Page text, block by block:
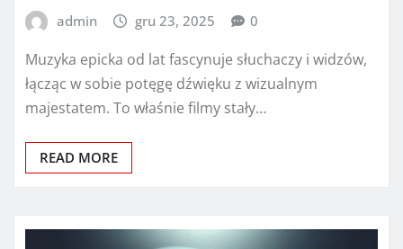
admin gru 23, 2025 0
Muzyka epicka od lat fascynuje słuchaczy i widzów,
łącząc w sobie potęgę dźwięku z wizualnym
majestatem. To właśnie filmy stały…
READ MORE